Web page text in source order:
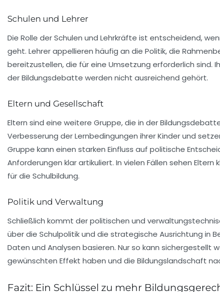
Schulen und Lehrer
Die Rolle der Schulen und Lehrkräfte ist entscheidend,
geht. Lehrer appellieren häufig an die Politik, die
bereitzustellen, die für eine Umsetzung erforderlich sind.
der Bildungsdebatte werden nicht ausreichend gehört.
Eltern und Gesellschaft
Eltern sind eine weitere Gruppe, die in der
Verbesserung der Lernbedingungen ihrer Kinder und
Gruppe kann einen starken Einfluss auf politische
Anforderungen klar artikuliert. In vielen Fällen sehen
für die Schulbildung.
Politik und Verwaltung
Schließlich kommt der politischen und
über die Schulpolitik und die strategische Ausrichtung in
Daten und Analysen basieren. Nur so kann sichergestellt
gewünschten Effekt haben und die Bildungslandschaft
Fazit: Ein Schlüssel zu mehr